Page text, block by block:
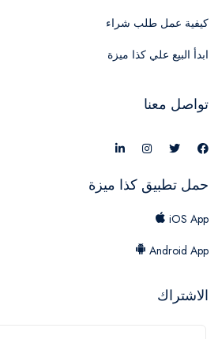
كيفية عمل طلب شراء
ابدأ البيع علي كذا ميزة
تواصل معنا
حمل تطبيق كذا ميزة
iOS App
Android App
الاشتراك